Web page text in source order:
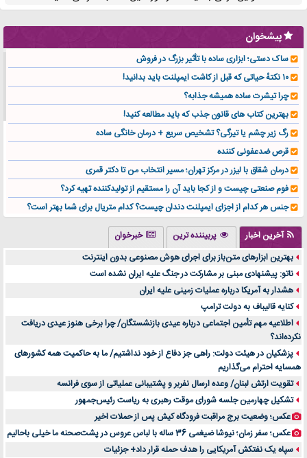
پیشخوان
ساک دستی؛ ابزاری ساده با تأثیر بزرگ در فروش
۱۰ نکتهٔ حیاتی که قبل از کاشت ایمپلنت باید بدانید!
چرا تیشرت ساده همیشه جذابه؟
بهترین کتاب های قانون جذب که باید مطالعه کنید!
رگ زیر چشم یا تیرگی؟ تشخیص سریع + درمان خانگی ساده
قرص ضدعفونی کننده
درمان شقاق با لیزر در مرکز تهران؛ مسیر انتخاب من تا دکتر قمری
فوم صنعتی چیست و از کجا باید آن را مستقیم از تولیدکننده تهیه کرد؟
جنس هر کدام از اجزای ایمپلنت دندان چیست؟ کدام متریال برای شما بهتر است؟
تولید لیوان کاغذی یک کسب‌ و کار پر سود و رو‌ به‌ رشد در بازار ایران
درد زانو بعد از تمرین با تردمیل؟ شاید مشکل از این انتخاب باشد
آینده موسیقی هم‌اکنون در اینجاست
بهترین راه تبلیغات کلینیک زیبایی و افزایش مشتری کدام است؟
مقایسه قالب آسترا با وودمارت و فلت‌سام (فارسی)
خرید سمعک کارکرده یا دست دوم | نکات مهم قبل از تصمیم‌گیری
خرید و فروش قطعات سرور دست دوم در ماهان شبکه ایرانیان
اهمیت انتخاب بهترین وکیل در سعادت آباد برای پرونده‌های حساس و کلان
لیفتراک صفر؛ راهنمای جامع خرید، قیمت و فروش در ایران
راهنمای جامع بهترین کفش ورزشی برای دویدن و استفاده روزمره | بررسی ۱۲ مدل برتر
آخرین اخبار پربیننده ترین
خبرخوان
بهترین ابزارهای متن‌باز برای اجرای هوش مصنوعی بدون اینترنت
ناتو: پیشنهادی مبنی بر مشارکت در جنگ علیه ایران نشده است
هشدار به آمریکا درباره عملیات زمینی علیه ایران
کنایه قالیباف به دولت ترامپ
اطلاعیه مهم تأمین اجتماعی درباره عیدی بازنشستگان/ چرا برخی هنوز عیدی دریافت
نکرده‌اند؟
پزشکیان در هیئت دولت: راهی جز دفاع از خود نداشتیم/ ما به حاکمیت همه کشورهای
همسایه احترام می‌گذاریم
تقویت ارتش لبنان/ وعده ارسال نفربر و پشتیبانی عملیاتی از سوی فرانسه
تشکیل چهارمین جلسه شورای موقت رهبری به ریاست رئیس‌جمهور
عکس؛ وضعیت برج مراقبت فرودگاه کیش پس از حملات اخیر
عکس؛ سفر زمان؛ نیوشا ضیغمی 36 ساله با لباس عروس در پشت‌صحنه ما خیلی باحالیم
سپاه یک نفتکش آمریکایی را هدف حمله قرار داد+ جزئیات